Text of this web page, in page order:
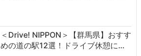
＜Drive! NIPPON＞【群馬県】おすす
めの道の駅12選！ドライブ休憩に…